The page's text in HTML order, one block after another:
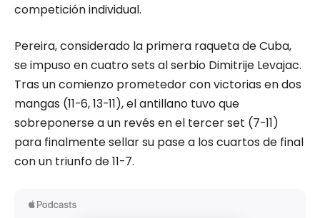
competición individual.
Pereira, considerado la primera raqueta de Cuba,
se impuso en cuatro sets al serbio Dimitrije Levajac.
Tras un comienzo prometedor con victorias en dos
mangas (11-6, 13-11), el antillano tuvo que
sobreponerse a un revés en el tercer set (7-11)
para finalmente sellar su pase a los cuartos de final
con un triunfo de 11-7.